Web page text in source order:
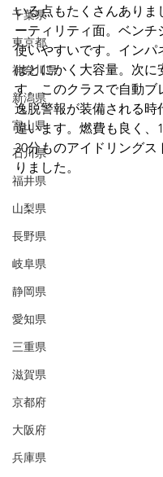
千葉県
東京都
神奈川県
新潟県
富山県
石川県
福井県
山梨県
長野県
岐阜県
静岡県
愛知県
三重県
滋賀県
京都府
大阪府
兵庫県
いる点もたくさんありま
ーティリティ面。ベンチ
使いやすいです。インパ
はとにかく大容量。次に
す。このクラスで自動ブ
逸脱警報が装備される時
違います。燃費も良く、
30分ものアイドリングス
りました。